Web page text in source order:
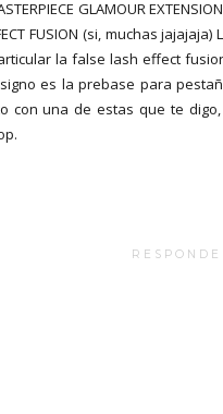
GLAMOUR
FUSION (si, muchas jajajaja)
la false lash effect
es la prebase para
con una de estas que te